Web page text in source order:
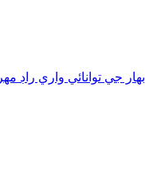
بهار جي توانائي واري راڊ مهر